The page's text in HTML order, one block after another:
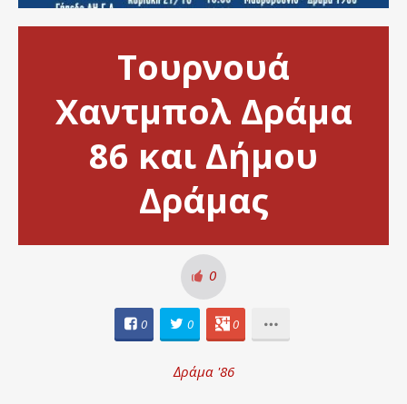
Τουρνουά
Χαντμπολ Δράμα
86 και Δήμου
Δράμας
0
0 0 0
Δράμα '86